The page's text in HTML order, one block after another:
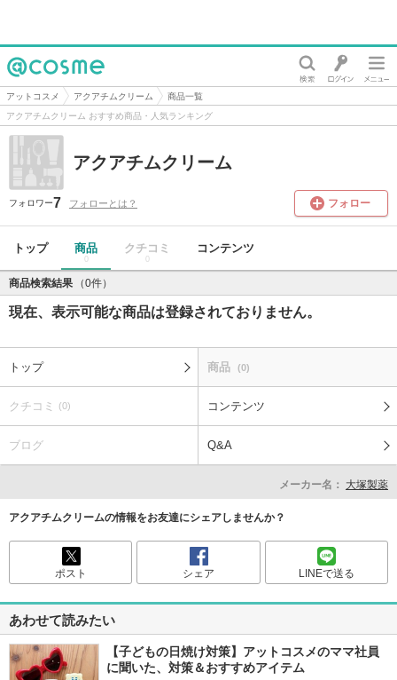
@cosme
アットコスメ アクアチムクリーム
商品一覧
アクアチムクリーム おすすめ商品・人気ランキング
アクアチムクリーム
フォロワー7 フォローとは？ フォロー
トップ 商品
0
クチコミ
0
コンテンツ
商品検索結果 （0件）
現在、表示可能な商品は登録されておりません。
トップ 商品 (0)
クチコミ (0) コンテンツ
ブログ Q&A
メーカー名： 大塚製薬
アクアチムクリームの情報をお友達にシェアしませんか？
ポスト シェア LINEで送る
あわせて読みたい
【子どもの日焼け対策】アットコスメのママ社員
に聞いた、対策＆おすすめアイテム